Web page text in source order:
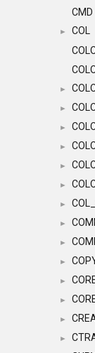
CMD
►
COL
►
►
►
►
►
►
►
►
►
►
►
►
►
►